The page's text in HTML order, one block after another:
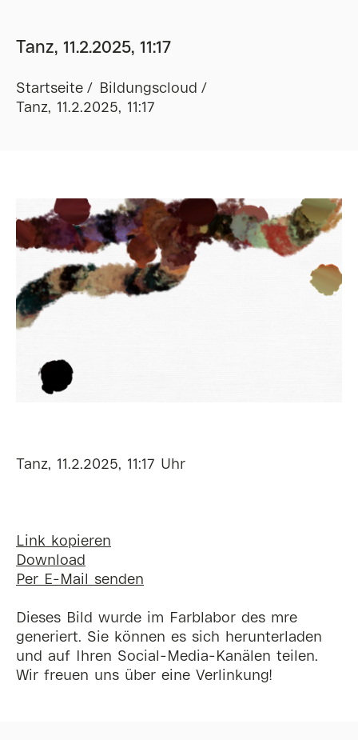
Tanz, 11.2.2025, 11:17
Startseite
Bildungscloud
Tanz, 11.2.2025, 11:17
Tanz, 11.2.2025, 11:17 Uhr
Link kopieren
Download
Per E-Mail senden
Dieses Bild wurde im Farblabor des mre
generiert. Sie können es sich herunterladen
und auf Ihren Social-Media-Kanälen teilen.
Wir freuen uns über eine Verlinkung!